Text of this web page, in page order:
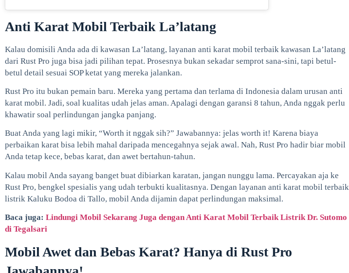
Anti Karat Mobil Terbaik La’latang
Kalau domisili Anda ada di kawasan La’latang, layanan anti karat mobil terbaik kawasan La’latang
dari Rust Pro juga bisa jadi pilihan tepat. Prosesnya bukan sekadar semprot sana-sini, tapi betul-
betul detail sesuai SOP ketat yang mereka jalankan.
Rust Pro itu bukan pemain baru. Mereka yang pertama dan terlama di Indonesia dalam urusan anti
karat mobil. Jadi, soal kualitas udah jelas aman. Apalagi dengan garansi 8 tahun, Anda nggak perlu
khawatir soal perlindungan jangka panjang.
Buat Anda yang lagi mikir, “Worth it nggak sih?” Jawabannya: jelas worth it! Karena biaya
perbaikan karat bisa lebih mahal daripada mencegahnya sejak awal. Nah, Rust Pro hadir biar mobil
Anda tetap kece, bebas karat, dan awet bertahun-tahun.
Kalau mobil Anda sayang banget buat dibiarkan karatan, jangan nunggu lama. Percayakan aja ke
Rust Pro, bengkel spesialis yang udah terbukti kualitasnya. Dengan layanan anti karat mobil terbaik
listrik Kaluku Bodoa di Tallo, mobil Anda dijamin dapat perlindungan maksimal.
Baca juga: Lindungi Mobil Sekarang Juga dengan Anti Karat Mobil Terbaik Listrik Dr. Sutomo
di Tegalsari
Mobil Awet dan Bebas Karat? Hanya di Rust Pro